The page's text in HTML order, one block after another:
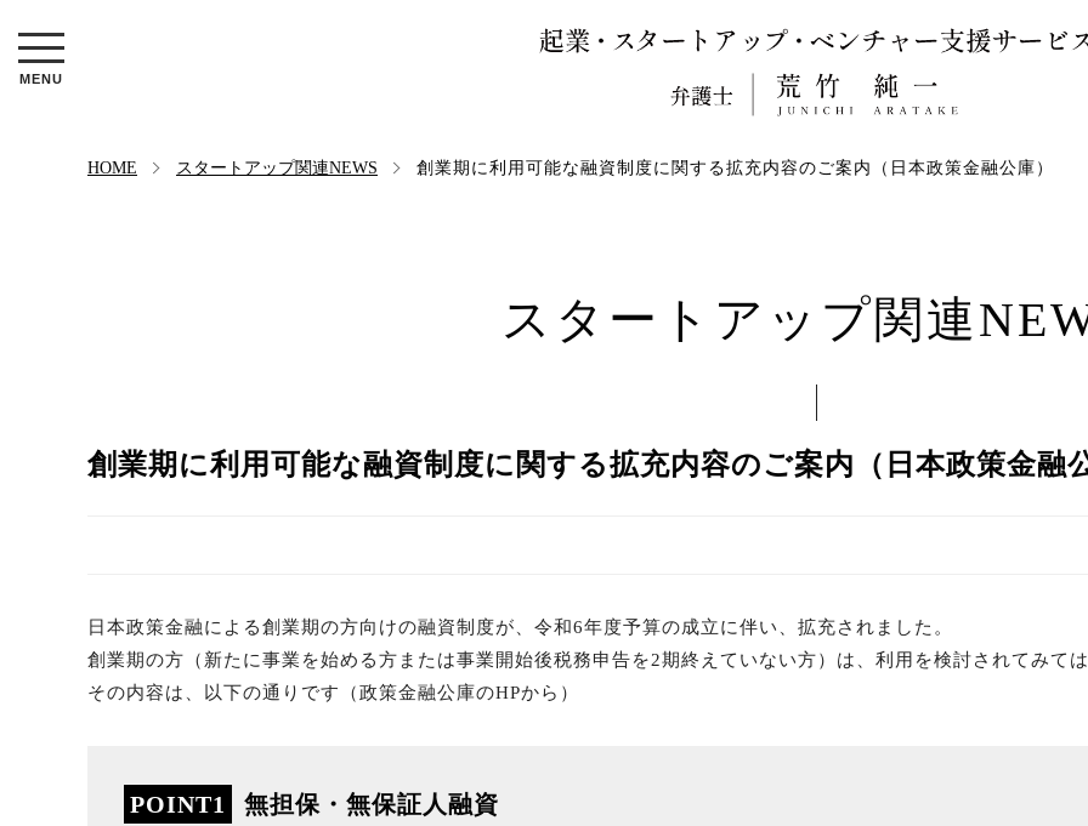
HOME スタートアップ関連NEWS 創業期に利用可能な融資制度に関する拡充内容のご案内（日本政策金融公庫）
スタートアップ関連
創業期に利用可能な融資制度に関する拡充内容のご案内（日本政策金融
日本政策金融による創業期の方向けの融資制度が、令和6年度予算の成立に伴い、拡充されました。
創業期の方（新たに事業を始める方または事業開始後税務申告を2期終えていない方）は、利用を検討されてみては
その内容は、以下の通りです（政策金融公庫のHPから）
POINT1 無担保・無保証人融資